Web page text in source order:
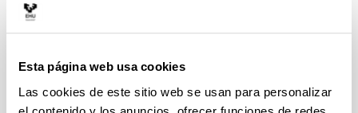
Esta página web usa cookies
Las cookies de este sitio web se usan para personalizar
Química”
Plazo de presentación cerrado: 13/07/2023 - 07/08/2023 23:59